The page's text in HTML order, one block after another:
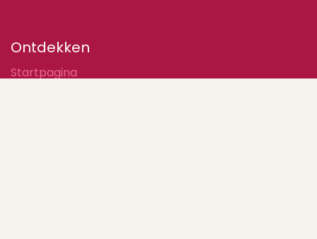
Ontdekken
Startpagina